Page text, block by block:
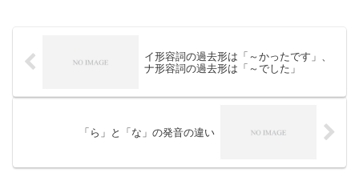
イ形容詞の過去形は「～かったです」、
ナ形容詞の過去形は「～でした」
「ら」と「な」の発音の違い